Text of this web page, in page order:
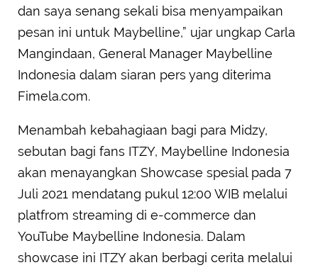
dan saya senang sekali bisa menyampaikan
pesan ini untuk Maybelline,” ujar ungkap Carla
Mangindaan, General Manager Maybelline
Indonesia dalam siaran pers yang diterima
Fimela.com.
Menambah kebahagiaan bagi para Midzy,
sebutan bagi fans ITZY, Maybelline Indonesia
akan menayangkan Showcase spesial pada 7
Juli 2021 mendatang pukul 12:00 WIB melalui
platfrom streaming di e-commerce dan
YouTube Maybelline Indonesia. Dalam
showcase ini ITZY akan berbagi cerita melalui